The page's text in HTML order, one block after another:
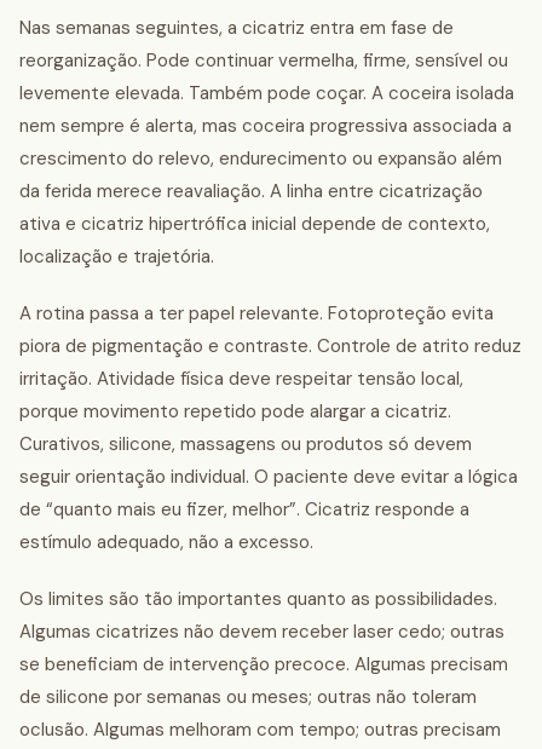
Nas semanas seguintes, a cicatriz entra em fase de
reorganização. Pode continuar vermelha, firme, sensível ou
levemente elevada. Também pode coçar. A coceira isolada
nem sempre é alerta, mas coceira progressiva associada a
crescimento do relevo, endurecimento ou expansão além
da ferida merece reavaliação. A linha entre cicatrização
ativa e cicatriz hipertrófica inicial depende de contexto,
localização e trajetória.
A rotina passa a ter papel relevante. Fotoproteção evita
piora de pigmentação e contraste. Controle de atrito reduz
irritação. Atividade física deve respeitar tensão local,
porque movimento repetido pode alargar a cicatriz.
Curativos, silicone, massagens ou produtos só devem
seguir orientação individual. O paciente deve evitar a lógica
de “quanto mais eu fizer, melhor”. Cicatriz responde a
estímulo adequado, não a excesso.
Os limites são tão importantes quanto as possibilidades.
Algumas cicatrizes não devem receber laser cedo; outras
se beneficiam de intervenção precoce. Algumas precisam
de silicone por semanas ou meses; outras não toleram
oclusão. Algumas melhoram com tempo; outras precisam